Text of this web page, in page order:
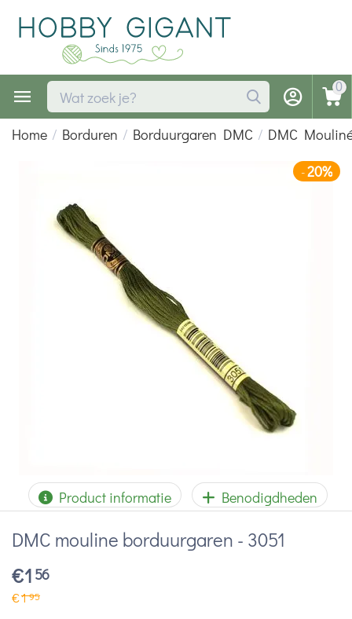
0
Home / Borduren / Borduurgaren DMC / DMC
-20%
Product informatie Benodigdheden
DMC mouline borduurgaren - 3051
€1 56
€195